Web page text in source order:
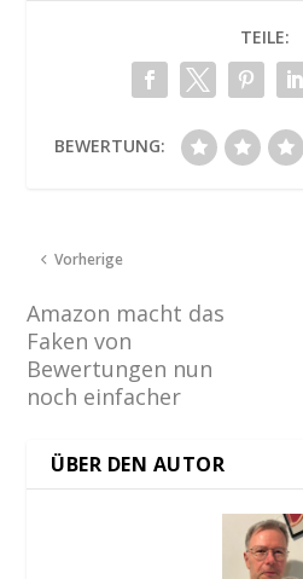
TEILE:
BEWERTUNG:
Vorherige
Amazon macht das
Faken von
Bewertungen nun
noch einfacher
ÜBER DEN AUTOR